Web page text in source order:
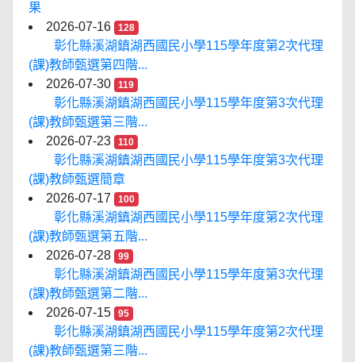
果
2026-07-16
128
彰化縣溪湖鎮湖西國民小學115學年度第2次代理
(課)教師甄選第四階...
2026-07-30
119
彰化縣溪湖鎮湖西國民小學115學年度第3次代理
(課)教師甄選第三階...
2026-07-23
110
彰化縣溪湖鎮湖西國民小學115學年度第3次代理
(課)教師甄選簡章
2026-07-17
100
彰化縣溪湖鎮湖西國民小學115學年度第2次代理
(課)教師甄選第五階...
2026-07-28
99
彰化縣溪湖鎮湖西國民小學115學年度第3次代理
(課)教師甄選第二階...
2026-07-15
95
彰化縣溪湖鎮湖西國民小學115學年度第2次代理
(課)教師甄選第三階...